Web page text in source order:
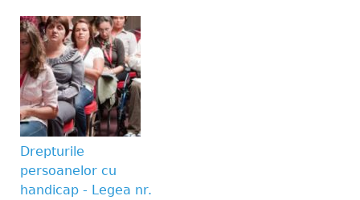
Drepturile
persoanelor cu
handicap - Legea nr.